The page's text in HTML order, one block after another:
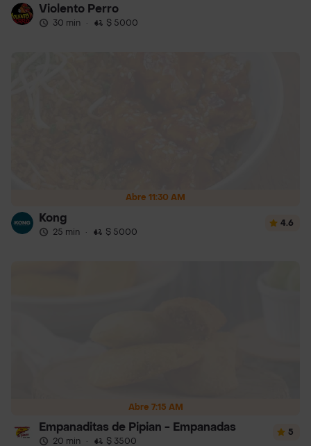
Violento Perro
30 min · $ 5000
Abre 11:30 AM
Kong
25 min · $ 5000
4.6
Abre 7:15 AM
Empanaditas de Pipian - Empanadas
20 min · $ 3500
5